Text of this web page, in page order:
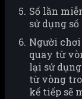
Số lần
sử dụng
Người
quay từ
lại sử
từ vòng
kế tiếp sẽ